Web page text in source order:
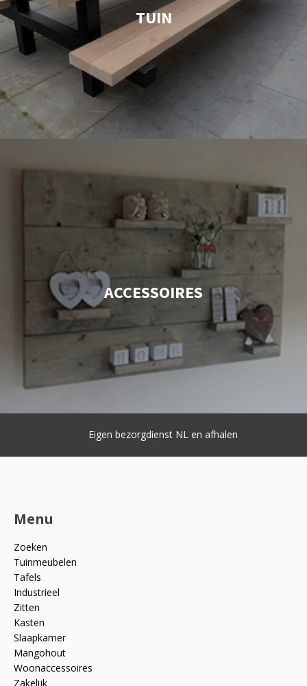
TUIN
ACCESSOIRES
Eigen bezorgdienst NL en afhalen
Menu
Zoeken
Tuinmeubelen
Tafels
Industrieel
Zitten
Kasten
Slaapkamer
Mangohout
Woonaccessoires
Zakelijk